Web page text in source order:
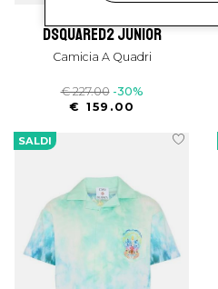
dsquared2 junior
Camicia A Quadri
€ 227.00 -30%
€ 159.00
SALDI